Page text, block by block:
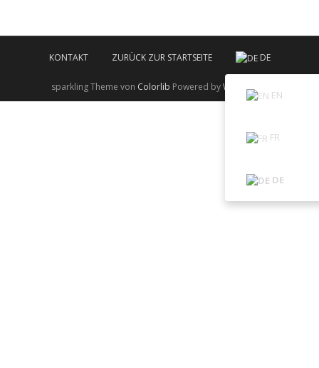
KONTAKT ZURÜCK ZUR STARTSEITE DE
EN
FR
DE
sparkling Theme von Colorlib Powered byWordPress